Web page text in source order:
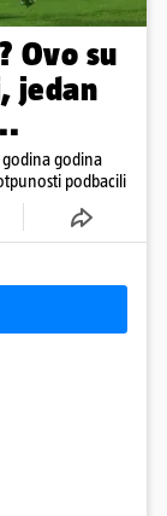
Ovo su
jedan
godina godina
podbacili